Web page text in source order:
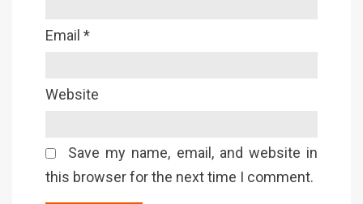
Email *
Website
Save my name, email, and website in
this browser for the next time I comment.